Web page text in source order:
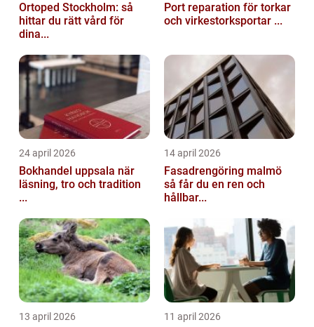
Ortoped Stockholm: så
hittar du rätt vård för
dina...
Port reparation för torkar
och virkestorksportar ...
24 april 2026
Bokhandel uppsala när
läsning, tro och tradition
...
14 april 2026
Fasadrengöring malmö
så får du en ren och
hållbar...
13 april 2026 11 april 2026